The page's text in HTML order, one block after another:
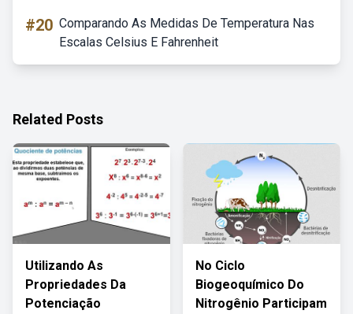
#20 Comparando As Medidas De Temperatura Nas
Escalas Celsius E Fahrenheit
Related Posts
Utilizando As
Propriedades Da
Potenciação
No Ciclo
Biogeoquímico Do
Nitrogênio Participam